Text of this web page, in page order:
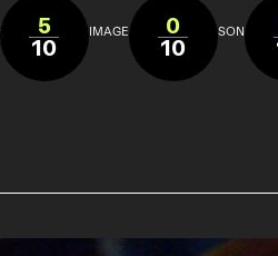
5
10 IMAGE 0
10 SON